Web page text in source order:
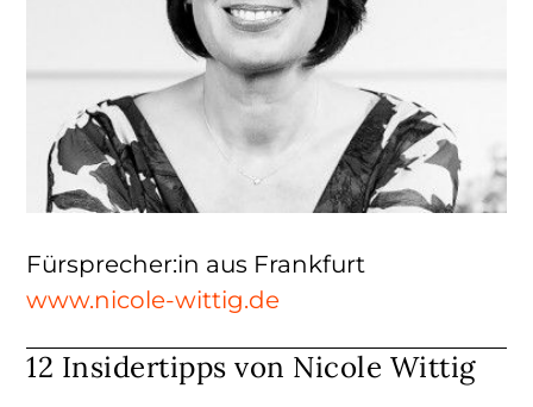
12 Insidertipps von Nicole Wittig
Fürsprecher:in aus Frankfurt
www.nicole-wittig.de